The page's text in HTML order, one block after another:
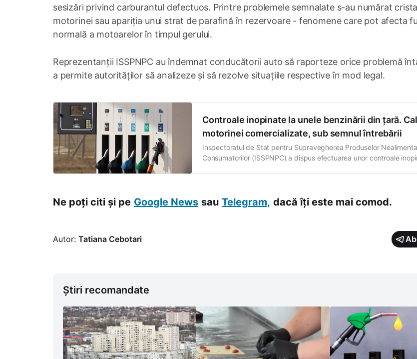
sesizări privind carburantul defectuos. Printre problemele semnalate s-au numărat
motorinei sau apariția unui strat de parafină în rezervoare - fenomene care pot afecta
normală a motoarelor în timpul gerului.
Reprezentanții ISSPNPC au îndemnat conducătorii auto să raporteze orice problemă
a permite autorităților să analizeze și să rezolve situațiile respective în mod legal.
Controale inopinate la unele benzinării din țară.
motorinei comercializate, sub semnul întrebării
Inspectoratul de Stat pentru Supravegherea Produselor
Consumatorilor (ISSPNPC) a dispus efectuarea unor controale
Ne poți citi și pe Google News sau Telegram, dacă îți este mai comod.
Autor: Tatiana Cebotari
Știri recomandate